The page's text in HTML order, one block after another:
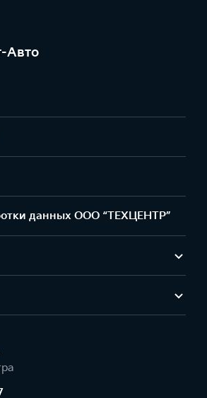
Авто
данных ООО “ТЕХЦЕНТР”